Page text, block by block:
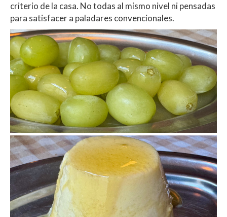
criterio de la casa. No todas al mismo nivel ni pensadas
para satisfacer a paladares convencionales.